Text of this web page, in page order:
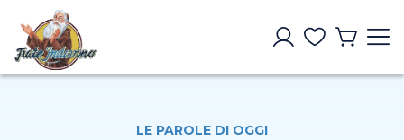
LE PAROLE DI OGGI